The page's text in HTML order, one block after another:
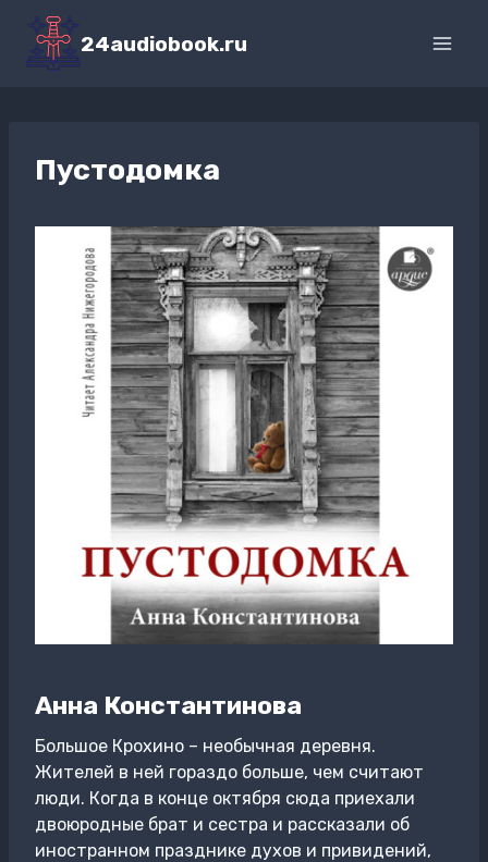
Перейти
содержимому
24audiobook.ru
Пустодомка
Анна Константинова
Большое Крохино – необычная деревня.
Жителей в ней гораздо больше, чем считают
люди. Когда в конце октября сюда приехали
двоюродные брат и сестра и рассказали об
иностранном празднике духов и привидений,